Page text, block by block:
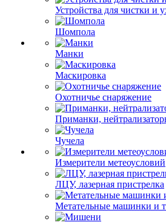
Устройства для чистки и
Шомпола
Манки
Маскировка
Охотничье снаряжение
Приманки,
Чучела
Измерители метеоусловий
ЛЦУ, лазерная пристрелка
Метательные машинки и